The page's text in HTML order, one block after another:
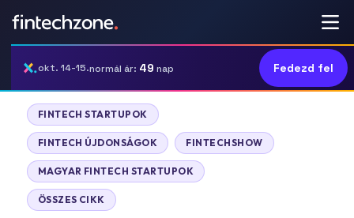
okt. 14-15.normál ár: 49 nap Fedezd fel
FINTECH STARTUPOK
FINTECH ÚJDONSÁGOK FINTECHSHOW
MAGYAR FINTECH STARTUPOK
ÖSSZES CIKK